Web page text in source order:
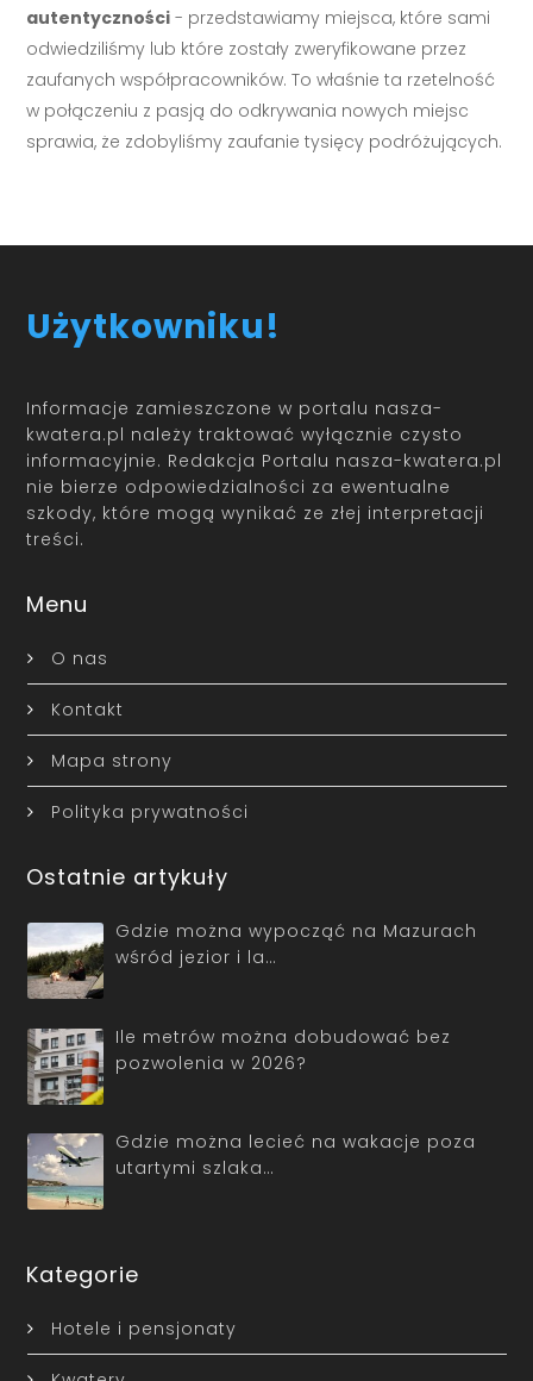
autentyczności - przedstawiamy miejsca, które sami
odwiedziliśmy lub które zostały zweryfikowane przez
zaufanych współpracowników. To właśnie ta rzetelność
w połączeniu z pasją do odkrywania nowych miejsc
sprawia, że zdobyliśmy zaufanie tysięcy podróżujących.
Użytkowniku!
Informacje zamieszczone w portalu nasza-
kwatera.pl należy traktować wyłącznie czysto
informacyjnie. Redakcja Portalu nasza-kwatera.pl
nie bierze odpowiedzialności za ewentualne
szkody, które mogą wynikać ze złej interpretacji
treści.
Menu
O nas
Kontakt
Mapa strony
Polityka prywatności
Ostatnie artykuły
Gdzie można wypocząć na Mazurach
wśród jezior i la…
Ile metrów można dobudować bez
pozwolenia w 2026?
Gdzie można lecieć na wakacje poza
utartymi szlaka…
Kategorie
Hotele i pensjonaty